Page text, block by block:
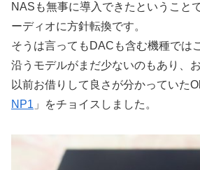
NASも無事に導入できたということ
ーディオに方針転換です。
そうは言ってもDACも含む機種では
沿うモデルがまだ少ないのもあり、
以前お借りして良さが分かっていた
NP1 」をチョイスしました。